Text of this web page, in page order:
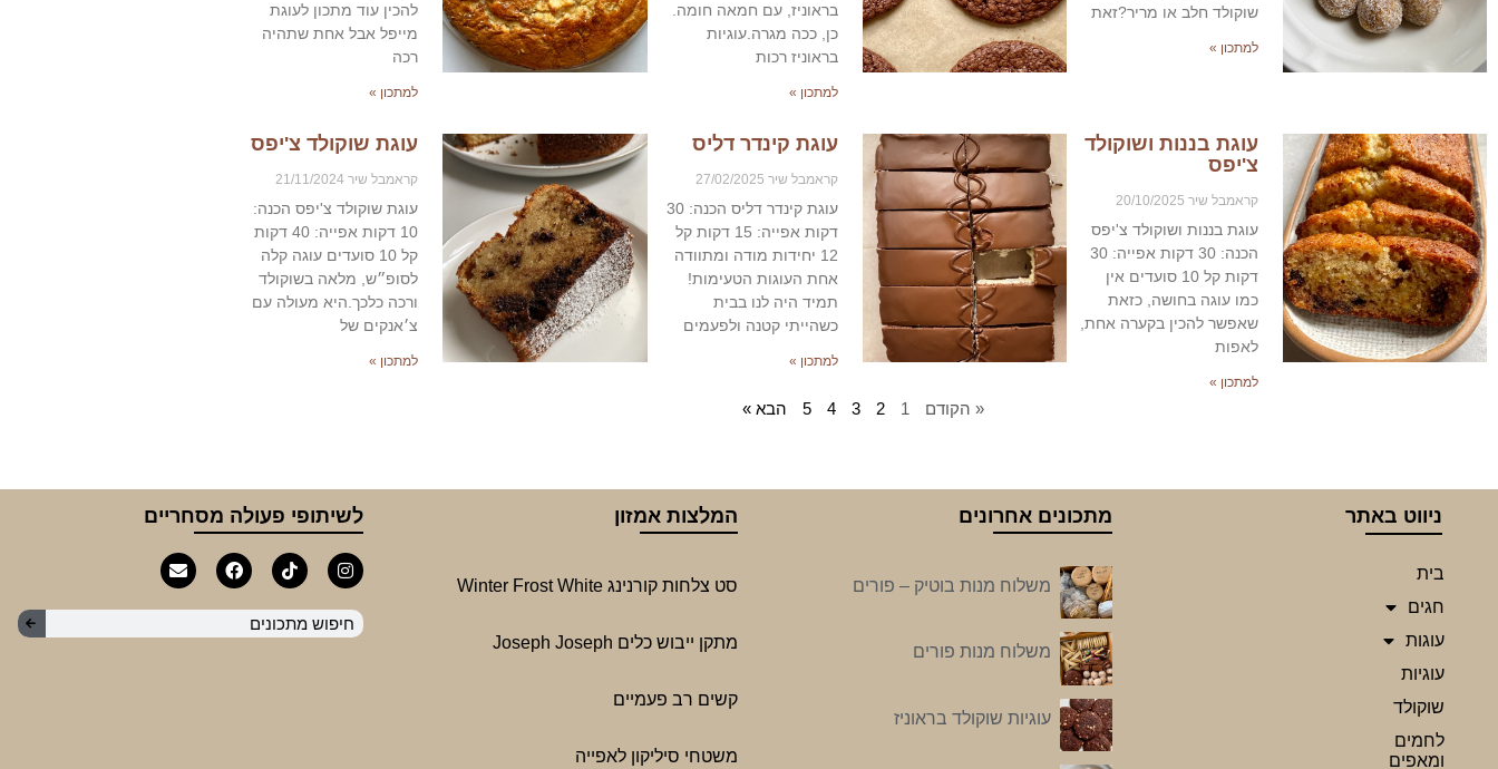
שוקולד חלב או מריר?זאת
למתכון »
בראוניז, עם חמאה חומה.
כן, ככה מגרה.עוגיות
בראוניז רכות
למתכון »
להכין עוד מתכון לעוגת
מייפל אבל אחת שתהיה
רכה
למתכון »
עוגת בננות ושוקולד
צ'יפס​
קראמבל שיר 20/10/2025
עוגת בננות ושוקולד צ'יפס
הכנה: 30 דקות אפייה: 30
דקות קל 10 סועדים אין
כמו עוגה בחושה, כזאת
שאפשר להכין בקערה אחת,
לאפות
למתכון »
עוגת קינדר דליס
קראמבל שיר 27/02/2025
עוגת קינדר דליס הכנה: 30
דקות אפייה: 15 דקות קל
12 יחידות מודה ומתוודה
אחת העוגות הטעימות!
תמיד היה לנו בבית
כשהייתי קטנה ולפעמים
למתכון »
עוגת שוקולד צ'יפס
קראמבל שיר 21/11/2024
עוגת שוקולד צ'יפס הכנה:
10 דקות אפייה: 40 דקות
קל 10 סועדים עוגה קלה
לסופ״ש, מלאה בשוקולד
ורכה כלכך.היא מעולה עם
צ׳אנקים של
למתכון »
« הקודם 1
2
3
4
5 הבא »
ניווט באתר
בית
חגים
עוגות
עוגיות
שוקולד
לחמים
ומאפים
מתכונים אחרונים
משלוח מנות בוטיק – פורים
משלוח מנות פורים
עוגיות שוקולד בראוניז
המלצות אמזון
סט צלחות קורנינג Winter Frost White
מתקן ייבוש כלים Joseph Joseph
קשים רב פעמיים
משטחי סיליקון לאפייה
לשיתופי פעולה מסחריים